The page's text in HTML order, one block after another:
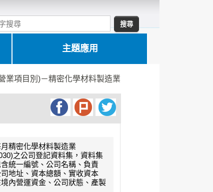
主題應用
業項目別)－精密化學材料製造業
精密化學材料製造業
之公司登記資料集，資料集
統一編號、公司名稱、負責
司地址、資本總額、實收資本
內營運資金、公司狀態、產製